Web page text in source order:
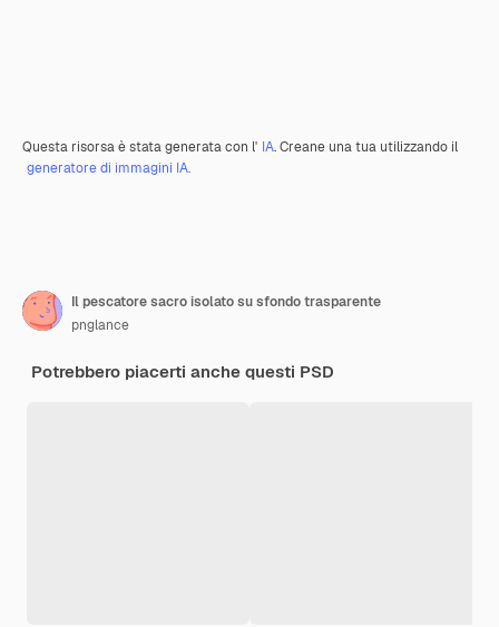
Questa risorsa è stata generata con l' IA. Creane una tua utilizzando il
generatore di immagini IA.
Il pescatore sacro isolato su sfondo trasparente
pnglance
Potrebbero piacerti anche questi PSD